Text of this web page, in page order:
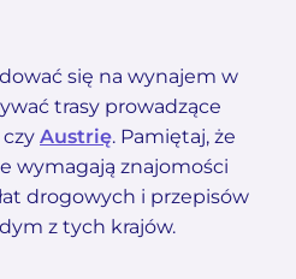
się na wynajem w
trasy prowadzące
czy Austrię. Pamiętaj, że
wymagają znajomości
drogowych i przepisów
z tych krajów.